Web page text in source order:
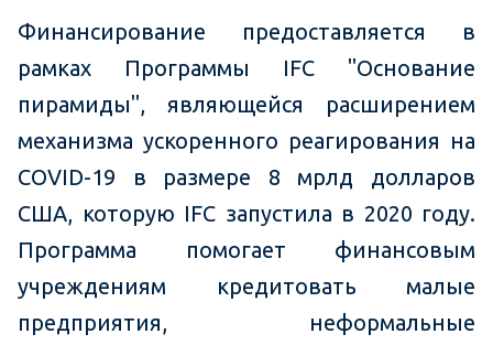
Финансирование предоставляется в
рамках Программы IFC "Основание
пирамиды", являющейся расширением
механизма ускоренного реагирования на
COVID-19 в размере 8 мрлд долларов
США, которую IFC запустила в 2020 году.
Программа помогает финансовым
учреждениям кредитовать малые
предприятия, неформальные